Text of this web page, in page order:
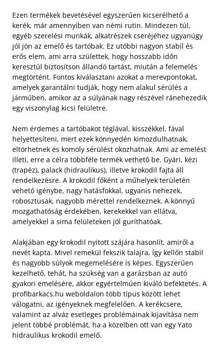
Ezen termékek bevetésével egyszerűen kicserélhető a
kerék, már amennyiben van némi rutin. Mindezen túl,
egyéb szerelési munkák, alkatrészek cseréjéhez ugyanúgy
jól jön az emelő és tartóbak. Ez utóbbi nagyon stabil és
erős elem, ami arra születtek, hogy hosszabb időn
keresztül biztosítson állandó tartást, miután a felemelés
megtörtént. Fontos kiválasztani azokat a merevpontokat,
amelyek garantálni tudják, hogy nem alakul sérülés a
járműben, amikor az a súlyának nagy részével ránehezedik
egy viszonylag kicsi felületre.
Nem érdemes a tartóbakot téglával, kisszékkel, fával
helyettesíteni, mert ezek könnyedén kimozdulhatnak,
eltörhetnek és komoly sérülést okozhatnak. Ami az emelést
illeti, erre a célra többféle termék vethető be. Gyári, kézi
(trapéz), palack (hidraulikus), illetve krokodil fajta áll
rendelkezésre. A krokodil főként a műhelyek területén
vehető igénybe, nagy hatásfokkal, ugyanis nehezek,
robosztusak, nagyobb mérettel rendelkeznek. A könnyű
mozgathatóság érdekében, kerekekkel van ellátva,
amelyekkel a sima felületeken jól guríthatóak.
Alakjában egy krokodil nyitott szájára hasonlít, amiről a
nevét kapta. Mivel remekül fekszik talajra, így kellőn stabil
és nagyobb súlyok megemelésére is képes. Egyszerűen
kezelhető, tehát, ha szükség van a garázsban az autó
gyakori emelésére, akkor egyértelműen kiváló befektetés. A
profibarkacs.hu weboldalon több típus között lehet
válogatni, az igényeknek megfelelően. A kerékcsere,
valamint az alváz esetleges problémáinak kijavítása nem
jelent többé problémát, ha a közelben ott van egy Yato
hidraulikus krokodil emelő.